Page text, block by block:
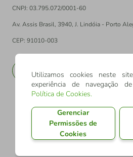
CNPJ: 03.795.072/0001-60
Av. Assis Brasil, 3940, J. Lindóia - Porto
CEP: 91010-003
Utilizamos cookies neste
experiência de navegação
Política de Cookies.
Gerenciar
Permissões de
Cookies